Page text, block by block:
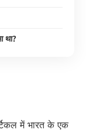
था?
में भारत के एक